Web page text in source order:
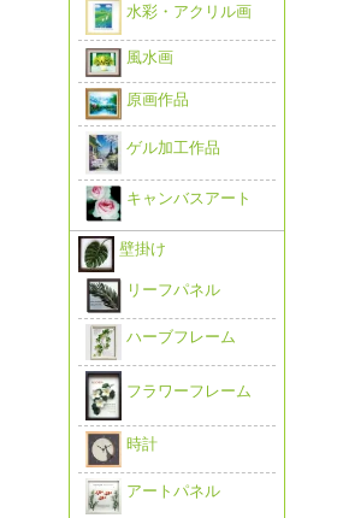
水彩・アクリル画
風水画
原画作品
ゲル加工作品
キャンバスアート
壁掛け
リーフパネル
ハーブフレーム
フラワーフレーム
時計
アートパネル